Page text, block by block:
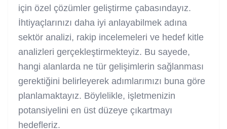
için özel çözümler geliştirme çabasındayız.
İhtiyaçlarınızı daha iyi anlayabilmek adına
sektör analizi, rakip incelemeleri ve hedef kitle
analizleri gerçekleştirmekteyiz. Bu sayede,
hangi alanlarda ne tür gelişimlerin sağlanması
gerektiğini belirleyerek adımlarımızı buna göre
planlamaktayız. Böylelikle, işletmenizin
potansiyelini en üst düzeye çıkartmayı
hedefleriz.